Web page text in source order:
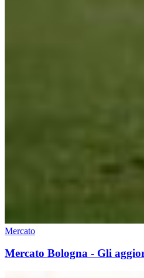
Mercato
Mercato Bologna - Gli